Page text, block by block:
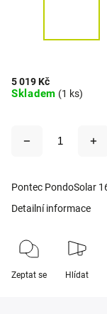
5 019 Kč
Skladem (1 ks)
Pontec PondoSolar
Detailní informace
Zeptat se Hlídat